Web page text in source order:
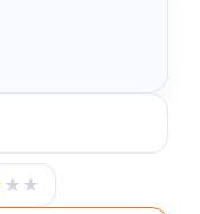
★ ★